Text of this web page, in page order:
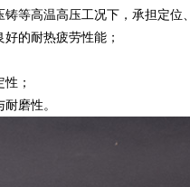
等高温高压工况下，承担定位
的耐热疲劳性能；
；
磨性。